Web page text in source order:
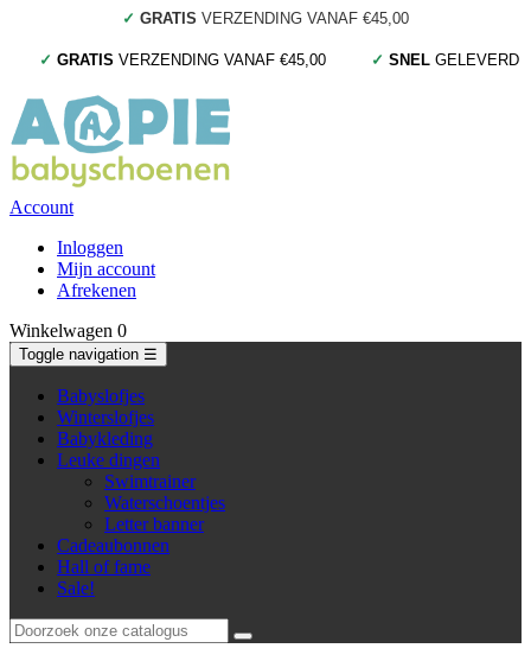
✓ GRATIS VERZENDING VANAF €45,00
✓ GRATIS VERZENDING VANAF €45,00 ✓ SNEL GELEVERD
Account
Inloggen
Mijn account
Afrekenen
Winkelwagen 0
Toggle navigation ☰
Babyslofjes
Winterslofjes
Babykleding
Leuke dingen
Swimtrainer
Waterschoentjes
Letter banner
Cadeaubonnen
Hall of fame
Sale!